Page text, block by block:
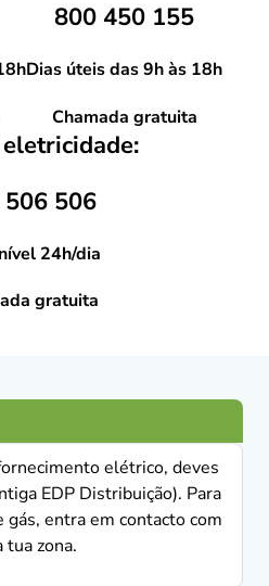
800 450 155
Dias úteis das 9h às 18h
Chamada gratuita
506
24h/dia
gratuita
elétrico, deves
EDP Distribuição). Para
gás, entra em contacto com
zona.